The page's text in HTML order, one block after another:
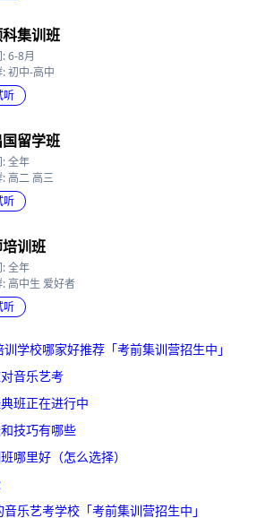
集训班
6-8月
初中-高中
留学班
全年
高二 高三
训班
全年
高中生 爱好者
学校哪家好推荐「考前集训营招生中」
音乐艺考
班正在进行中
技巧有哪些
哪里好（怎么选择）